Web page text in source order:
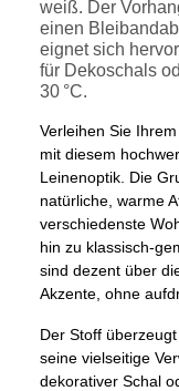
weiß. Der
einen
eignet sich
für Dekoschals
30 °C.
Verleihen Sie
mit diesem
Leinenoptik. Die
natürliche, warme
verschiedenste
hin zu klassisch-
sind dezent über
Akzente, ohne
Der Stoff
seine vielseitige
dekorativer Schal